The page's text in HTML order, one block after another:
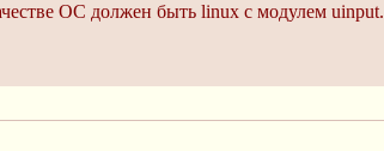
ОС должен быть linux с модулем uinput.